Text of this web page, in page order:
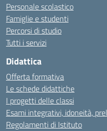
Personale scolastico
Famiglie e studenti
Percorsi di studio
Tutti i servizi
Didattica
Offerta formativa
Le schede didattiche
I progetti delle classi
Esami integrativi, idoneità,
Regolamenti di Istituto